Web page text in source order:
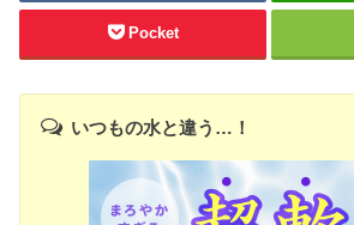
Pocket
いつもの水と違う…！